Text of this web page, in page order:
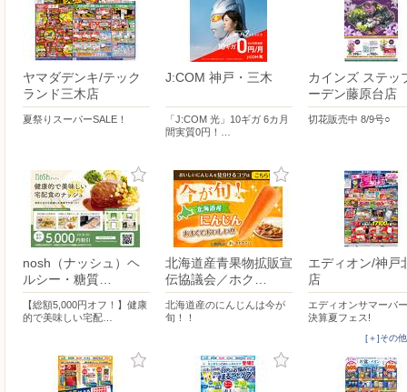
ヤマダデンキ/テック
ランド三木店
夏祭りスーパーSALE！
J:COM 神戸・三木
「J:COM 光」10ギガ 6カ月
間実質0円！…
カインズ ステッ
ーデン藤原台店
切花販売中 8/9号○
nosh（ナッシュ）ヘ
ルシー・糖質…
【総額5,000円オフ！】健康
的で美味しい宅配…
北海道産青果物拡販宣
伝協議会／ホク…
北海道産のにんじんは今が
旬！！
エディオン/神戸
店
エディオンサマーバ
決算夏フェス!
[＋]その